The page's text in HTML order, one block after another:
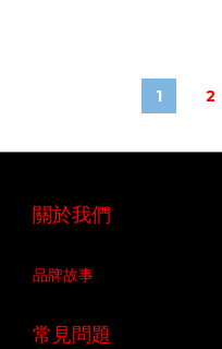
1 2
關於我們
品牌故事
常見問題